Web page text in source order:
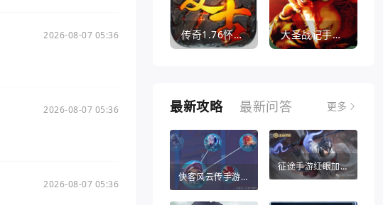
2026-08-07 05:36
2026-08-07 05:36
2026-08-07 05:36
传奇1.76怀旧版打金服 大圣战记手游官方版
最新攻略 最新问答 更多
侠客风云传手游战法（侠客风云传手游战法攻略）
征途手游红眼加点推荐（征途手游红眼加点推荐攻略）